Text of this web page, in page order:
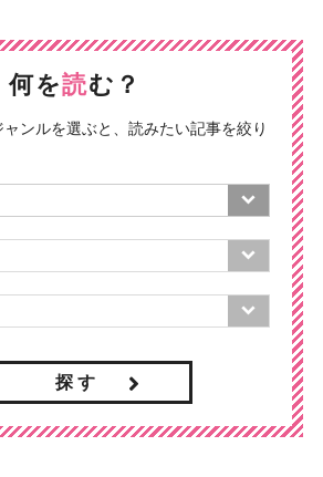
何を読む？
ンルを選ぶと、読みたい記事を絞り
探 す